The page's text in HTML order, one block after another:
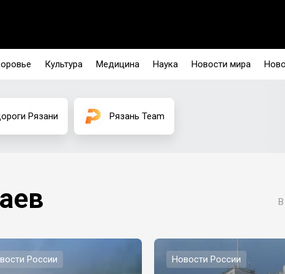
Культура Медицина Наука Новости мира
Рязани Рязань Team
В
России Новости России